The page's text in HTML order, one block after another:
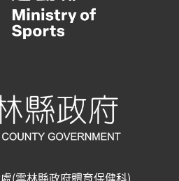
(雲林縣政府體育保健科)